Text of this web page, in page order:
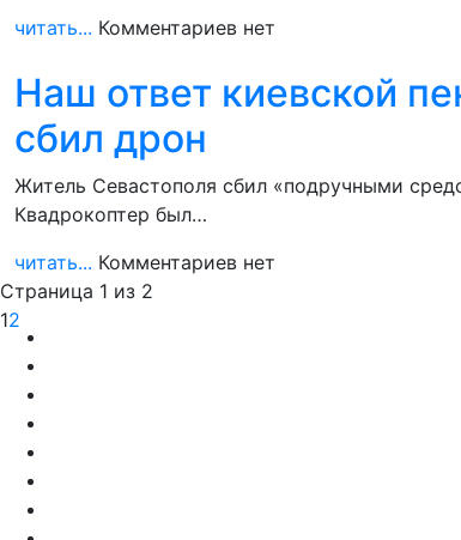
читать... Комментариев нет
Наш ответ киевской
сбил дрон
Житель Севастополя сбил «подручными
Квадрокоптер был…
читать... Комментариев нет
Страница 1 из 2
12